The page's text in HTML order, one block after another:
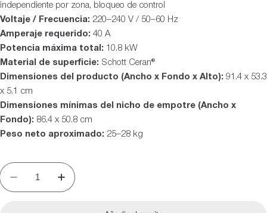
independiente por zona, bloqueo de control
Voltaje / Frecuencia: 220–240 V / 50–60 Hz
Amperaje requerido: 40 A
Potencia máxima total: 10.8 kW
Material de superficie: Schott Ceran®
Dimensiones del producto (Ancho x Fondo x Alto): 91.4 x 53.3
x 5.1 cm
Dimensiones mínimas del nicho de empotre (Ancho x
Fondo): 86.4 x 50.8 cm
Peso neto aproximado: 25–28 kg